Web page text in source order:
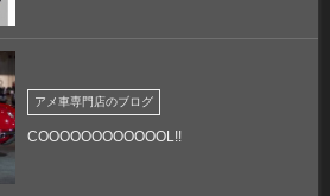
アメ車専門店のブログ
COOOOOOOOOOOOL!!